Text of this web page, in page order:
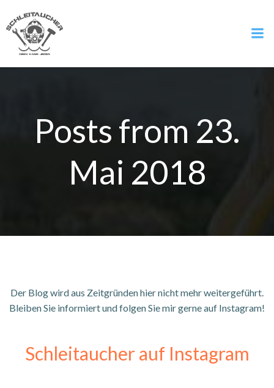
Posts from 23.
Mai 2018
Der Blog wird aus Zeitgründen hier nicht mehr weitergeführt.
Bleiben Sie informiert und folgen Sie mir gerne auf Instagram!
Schleitaucher auf Instagram